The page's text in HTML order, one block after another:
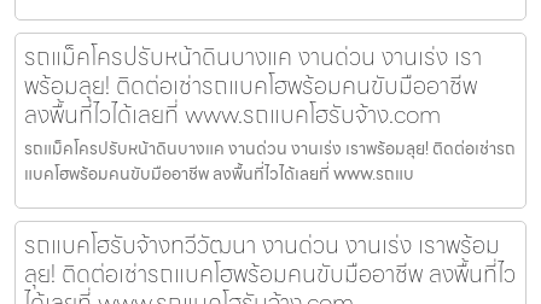
รถแม็คโครปรับหน้าดินบางแค งานด่วน งานเร่ง เรา
พร้อมลุย! ติดต่อเช่ารถแบคโฮพร้อมคนขับมืออาชีพ
ลงพื้นที่ไวได้เลยที่ www.รถแบคโฮรับจ้าง.com
รถแม็คโครปรับหน้าดินบางแค งานด่วน งานเร่ง เราพร้อมลุย! ติดต่อเช่ารถ
แบคโฮพร้อมคนขับมืออาชีพ ลงพื้นที่ไวได้เลยที่ www.รถแบ
รถแบคโฮรับจ้างทวีวัฒนา งานด่วน งานเร่ง เราพร้อม
ลุย! ติดต่อเช่ารถแบคโฮพร้อมคนขับมืออาชีพ ลงพื้นที่ไว